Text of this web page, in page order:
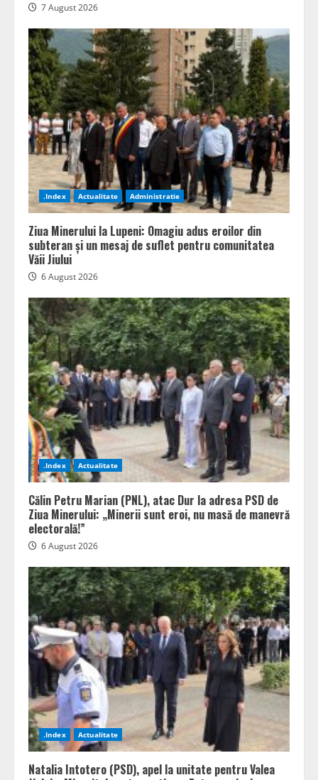
7 August 2026
.Index Actualitate Administratie
Ziua Minerului la Lupeni: Omagiu adus eroilor din
subteran și un mesaj de suflet pentru comunitatea
Văii Jiului
6 August 2026
.Index Actualitate
Călin Petru Marian (PNL), atac Dur la adresa PSD de
Ziua Minerului: „Minerii sunt eroi, nu masă de manevră
electorală!”
6 August 2026
.Index Actualitate
Natalia Intotero (PSD), apel la unitate pentru Valea